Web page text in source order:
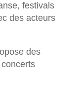
festivals
des acteurs
des